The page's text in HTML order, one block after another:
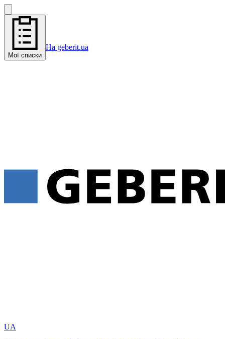
Мої списки
На geberit.ua
UA